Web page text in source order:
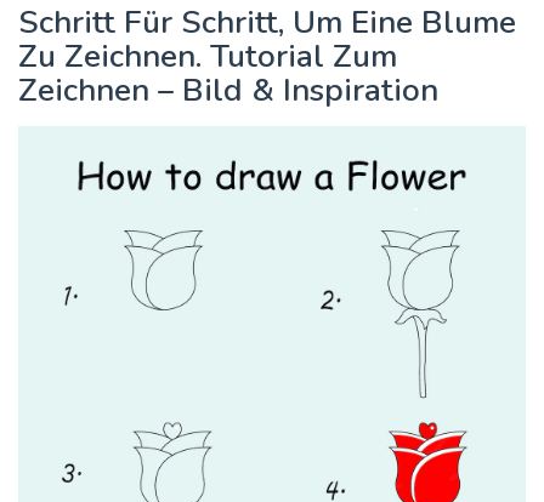
Schritt Für Schritt, Um Eine Blume
Zu Zeichnen. Tutorial Zum
Zeichnen – Bild & Inspiration